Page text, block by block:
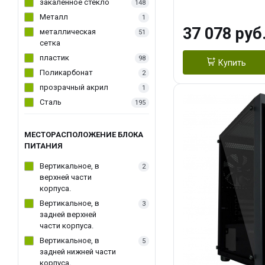
закаленное стекло 148
Металл 1
металлическая
сетка
51
пластик 98
Поликарбонат 2
прозрачный акрил 1
Сталь 195
МЕСТОРАСПОЛОЖЕНИЕ БЛОКА
ПИТАНИЯ
Вертикальное, в
верхней части
корпуса.
2
Вертикальное, в
задней верхней
части корпуса.
3
Вертикальное, в
задней нижней части
корпуса.
5
37 078 руб.
Купить